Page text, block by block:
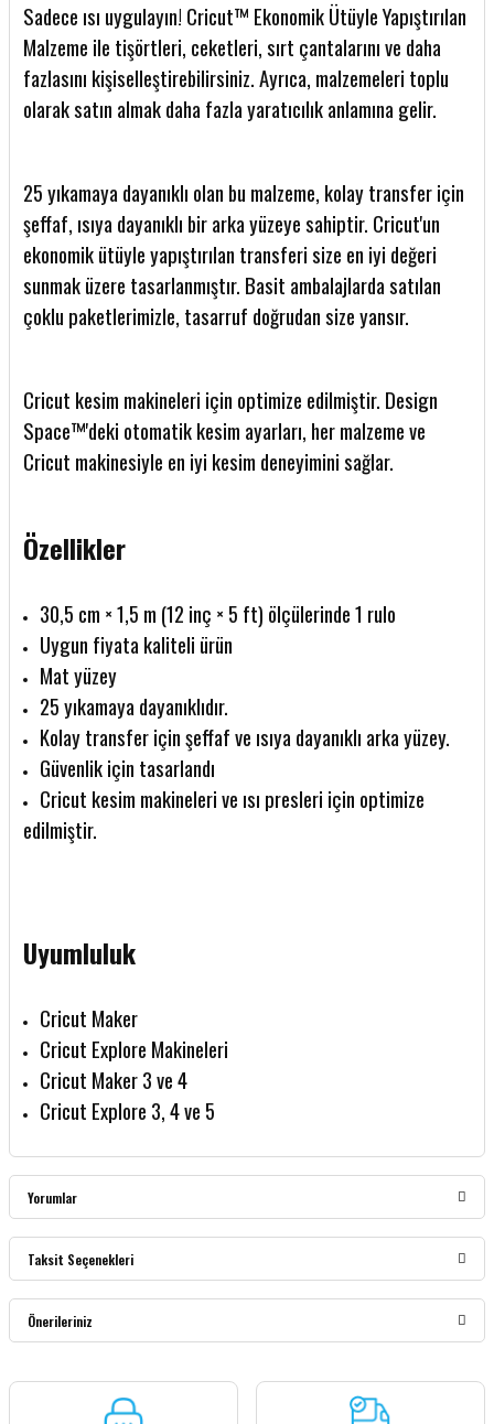
Sadece ısı uygulayın! Cricut™ Ekonomik Ütüyle Yapıştırılan
Malzeme ile tişörtleri, ceketleri, sırt çantalarını ve daha
fazlasını kişiselleştirebilirsiniz. Ayrıca, malzemeleri toplu
olarak satın almak daha fazla yaratıcılık anlamına gelir.
25 yıkamaya dayanıklı olan bu malzeme, kolay transfer için
şeffaf, ısıya dayanıklı bir arka yüzeye sahiptir. Cricut'un
ekonomik ütüyle yapıştırılan transferi size en iyi değeri
sunmak üzere tasarlanmıştır. Basit ambalajlarda satılan
çoklu paketlerimizle, tasarruf doğrudan size yansır.
Cricut kesim makineleri için optimize edilmiştir. Design
Space™'deki otomatik kesim ayarları, her malzeme ve
Cricut makinesiyle en iyi kesim deneyimini sağlar.
Özellikler
30,5 cm × 1,5 m (12 inç × 5 ft) ölçülerinde 1 rulo
Uygun fiyata kaliteli ürün
Mat yüzey
25 yıkamaya dayanıklıdır.
Kolay transfer için şeffaf ve ısıya dayanıklı arka yüzey.
Güvenlik için tasarlandı
Cricut kesim makineleri ve ısı presleri için optimize
edilmiştir.
Uyumluluk
Cricut Maker
Cricut Explore Makineleri
Cricut Maker 3 ve 4
Cricut Explore 3, 4 ve 5
Yorumlar
Bu ürüne ilk yorumu siz yapın!
Taksit Seçenekleri
Önerileriniz
Bu ürünün fiyat bilgisi, resim, ürün açıklamalarında ve diğer konularda yetersiz
gördüğünüz noktaları öneri formunu kullanarak tarafımıza iletebilirsiniz.